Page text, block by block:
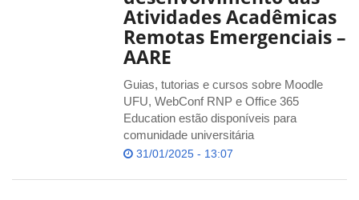
Atividades Acadêmicas
Remotas Emergenciais –
AARE
Guias, tutorias e cursos sobre Moodle
UFU, WebConf RNP e Office 365
Education estão disponíveis para
comunidade universitária
31/01/2025 - 13:07